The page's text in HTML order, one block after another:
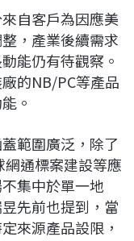
自客戶為因應美
，產業後續需求
能仍有待觀察。
的NB/PC等產品
。
範圍廣泛，除了
通標案建設等應
集中於單一地
先前也提到，當
來源產品設限，